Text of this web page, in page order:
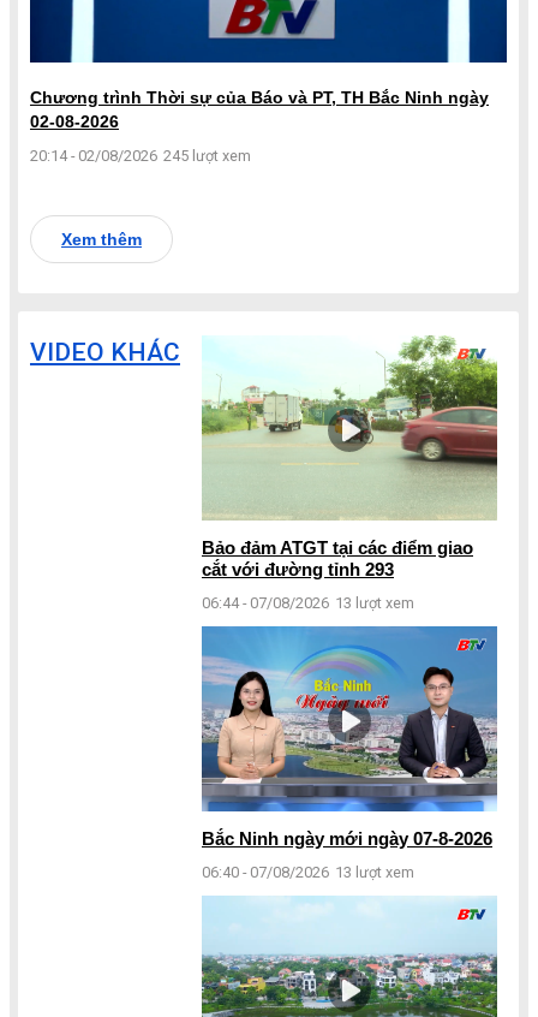
Chương trình Thời sự của Báo và PT, TH Bắc Ninh ngày
02-08-2026
20:14 - 02/08/2026 245 lượt xem
Xem thêm
VIDEO KHÁC
Bảo đảm ATGT tại các điểm giao
cắt với đường tỉnh 293
06:44 - 07/08/2026 13 lượt xem
Bắc Ninh ngày mới ngày 07-8-2026
06:40 - 07/08/2026 13 lượt xem